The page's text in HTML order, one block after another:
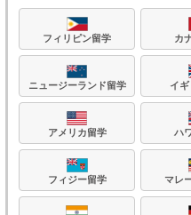
フィリピン留学 カ
ニュージーランド留学 イ
アメリカ留学 ハ
フィジー留学 マレ